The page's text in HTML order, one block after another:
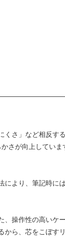
くさ」など相反す
さが向上していま
により、筆記時
操作性の高いケー
ら、芯をこぼす